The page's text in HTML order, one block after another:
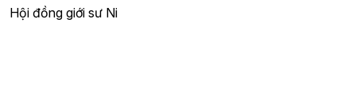
Hội đồng giới sư Ni